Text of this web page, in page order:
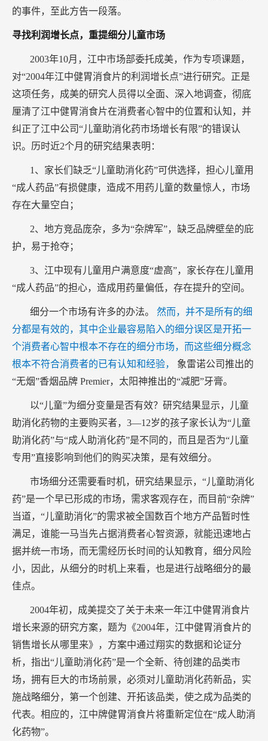
的事件，至此方告一段落。
寻找利润增长点，重提细分儿童市场
2003年10月，江中市场部委托成美，作为专项课题，
对“2004年江中健胃消食片的利润增长点”进行研究。正是
这项任务，成美的研究人员得以全面、深入地调查，彻底
厘清了江中健胃消食片在消费者心智中的位置和认知，并
纠正了江中公司“儿童助消化药市场增长有限”的错误认
识。历时近2个月的研究结果表明：
1、家长们缺乏“儿童助消化药”可供选择，担心儿童用
“成人药品”有损健康，造成不用药儿童的数量惊人，市场
存在大量空白；
2、地方竞品庞杂，多为“杂牌军”，缺乏品牌壁垒的庇
护，易于抢夺；
3、江中现有儿童用户满意度“虚高”，家长存在儿童用
“成人药品”的担心，造成用药量偏低，存在提升的空间。
细分一个市场有许多的办法。 然而，并不是所有的细
分都是有效的，其中企业最容易陷入的细分误区是开拓一
个消费者心智中根本不存在的细分市场，而这些细分概念
根本不符合消费者的已有认知和经验， 象雷诺公司推出的
“无烟”香烟品牌 Premier，太阳神推出的“减肥”牙膏。
以“儿童”为细分变量是否有效？研究结果显示，儿童
助消化药物的主要购买者，3—12岁的孩子家长认为“儿童
助消化药”与“成人助消化药”是不同的，而且是否为“儿童
专用”直接影响到他们的购买决策，是有效细分。
市场细分还需要看时机，研究结果显示，“儿童助消化
药”是一个早已形成的市场，需求客观存在，而目前“杂牌”
当道，“儿童助消化”的需求被全国数百个地方产品暂时性
满足，谁能一马当先占据消费者心智资源，就能迅速地占
据并统一市场，而无需经历长时间的认知教育，细分风险
小，因此，从细分的时机上来看，也是进行战略细分的最
佳点。
2004年初，成美提交了关于未来一年江中健胃消食片
增长来源的研究方案，题为《2004年，江中健胃消食片的
销售增长从哪里来》，方案中通过翔实的数据和论证分
析，指出“儿童助消化药”是一个全新、待创建的品类市
场，拥有巨大的市场前景，必须对儿童助消化药新品，实
施战略细分，第一个创建、开拓该品类，使之成为品类的
代表。相应的，江中牌健胃消食片将重新定位在“成人助消
化药物”。